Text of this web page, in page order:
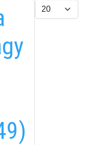
Tételek #